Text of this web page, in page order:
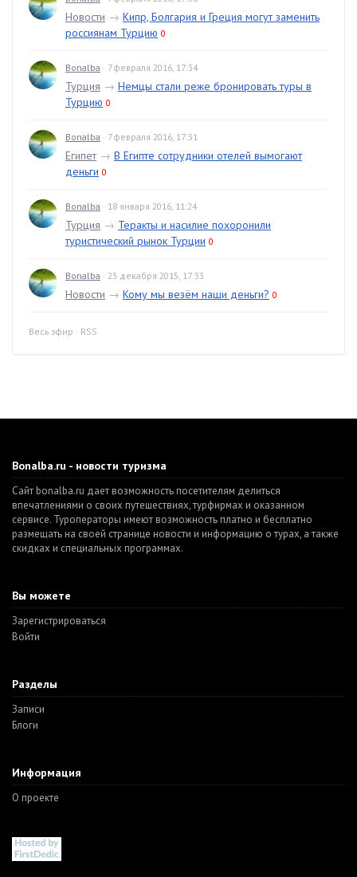
Новости → Кипр, Болгария и Греция могут заменить
россиянам Турцию 0
Bonalba · 7 февраля 2016, 17:34
Турция → Немцы стали реже бронировать туры в
Турцию 0
Bonalba · 7 февраля 2016, 17:31
Египет→ В Египте сотрудники отелей вымогают
деньги 0
Bonalba · 18 января 2016, 11:24
Турция → Теракты и насилие похоронили
туристический рынок Турции 0
Bonalba · 23 декабря 2015, 17:33
Новости → Кому мы везём наши деньги? 0
Весь эфир · RSS
Bonalba.ru - новости туризма
Сайт bonalba.ru дает возможность посетителям делиться
впечатлениями о своих путешествиях, турфирмах и оказанном
сервисе. Туроператоры имеют возможность платно и бесплатно
размещать на своей странице новости и информацию о турах, а также
скидках и специальных программах.
Вы можете
Зарегистрироваться
Войти
Разделы
Записи
Блоги
Информация
О проекте